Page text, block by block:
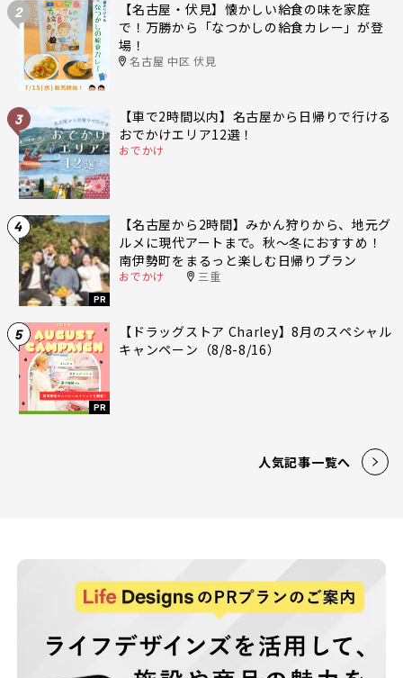
2
【名古屋・伏見】懐かしい給食の味を家庭
で！万勝から「なつかしの給食カレー」が登
場！
名古屋 中区 伏見
3
【車で2時間以内】名古屋から日帰りで行ける
おでかけエリア12選！
おでかけ
4
PR
【名古屋から2時間】みかん狩りから、地元グ
ルメに現代アートまで。秋〜冬におすすめ！
南伊勢町をまるっと楽しむ日帰りプラン
おでかけ 三重
5
PR
【ドラッグストア Charley】8月のスペシャル
キャンペーン（8/8-8/16）
人気記事一覧へ